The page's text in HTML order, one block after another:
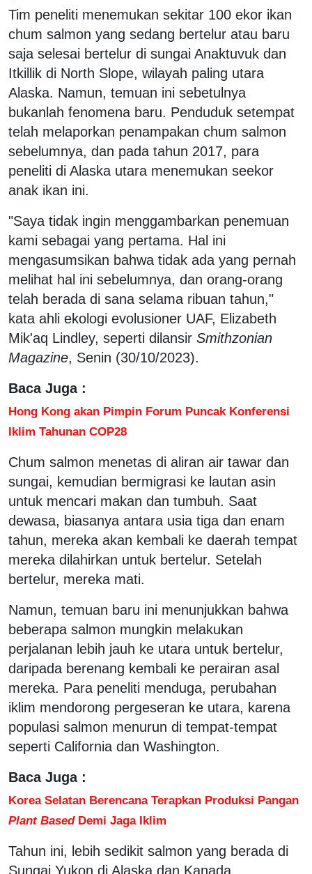
Tim peneliti menemukan sekitar 100 ekor ikan
chum salmon yang sedang bertelur atau baru
saja selesai bertelur di sungai Anaktuvuk dan
Itkillik di North Slope, wilayah paling utara
Alaska. Namun, temuan ini sebetulnya
bukanlah fenomena baru. Penduduk setempat
telah melaporkan penampakan chum salmon
sebelumnya, dan pada tahun 2017, para
peneliti di Alaska utara menemukan seekor
anak ikan ini.
"Saya tidak ingin menggambarkan penemuan
kami sebagai yang pertama. Hal ini
mengasumsikan bahwa tidak ada yang pernah
melihat hal ini sebelumnya, dan orang-orang
telah berada di sana selama ribuan tahun,"
kata ahli ekologi evolusioner UAF, Elizabeth
Mik'aq Lindley, seperti dilansir Smithzonian
Magazine, Senin (30/10/2023).
Baca Juga :
Hong Kong akan Pimpin Forum Puncak Konferensi
Iklim Tahunan COP28
Chum salmon menetas di aliran air tawar dan
sungai, kemudian bermigrasi ke lautan asin
untuk mencari makan dan tumbuh. Saat
dewasa, biasanya antara usia tiga dan enam
tahun, mereka akan kembali ke daerah tempat
mereka dilahirkan untuk bertelur. Setelah
bertelur, mereka mati.
Namun, temuan baru ini menunjukkan bahwa
beberapa salmon mungkin melakukan
perjalanan lebih jauh ke utara untuk bertelur,
daripada berenang kembali ke perairan asal
mereka. Para peneliti menduga, perubahan
iklim mendorong pergeseran ke utara, karena
populasi salmon menurun di tempat-tempat
seperti California dan Washington.
Baca Juga :
Korea Selatan Berencana Terapkan Produksi Pangan
Plant BasedDemi Jaga Iklim
Tahun ini, lebih sedikit salmon yang berada di
Sungai Yukon di Alaska dan Kanada